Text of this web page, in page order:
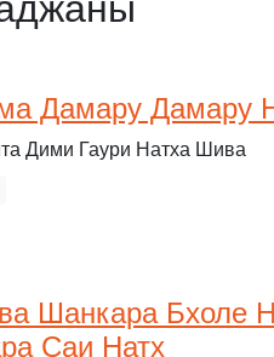
Дамару Дамару
Дими Гаури Натха Шива
Шанкара Бхоле
Саи Натх